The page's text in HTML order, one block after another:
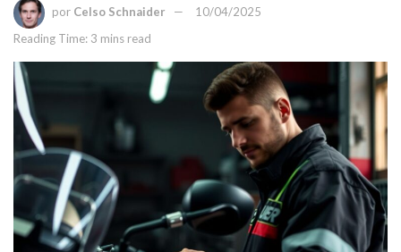
por Celso Schnaider
10/04/2025
Reading Time: 3 mins read